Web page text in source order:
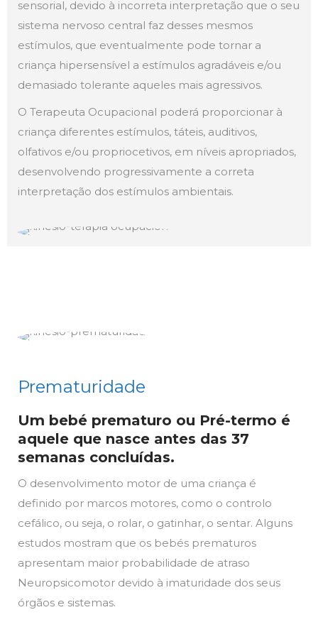
sensorial, devido à incorreta interpretação que o seu
sistema nervoso central faz desses mesmos
estímulos, que eventualmente pode tornar a
criança hipersensível a estímulos agradáveis e/ou
demasiado tolerante aqueles mais agressivos.
O Terapeuta Ocupacional poderá proporcionar à
criança diferentes estímulos, táteis, auditivos,
olfativos e/ou propriocetivos, em níveis apropriados,
desenvolvendo progressivamente a correta
interpretação dos estímulos ambientais.
Prematuridade
Um bebé prematuro ou Pré-termo é
aquele que nasce antes das 37
semanas concluídas.
O desenvolvimento motor de uma criança é
definido por marcos motores, como o controlo
cefálico, ou seja, o rolar, o gatinhar, o sentar. Alguns
estudos mostram que os bebés prematuros
apresentam maior probabilidade de atraso
Neuropsicomotor devido à imaturidade dos seus
órgãos e sistemas.